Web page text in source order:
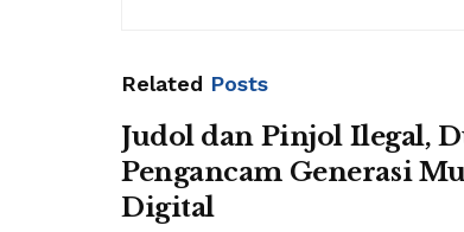
Related Posts
Judol dan Pinjol Ilegal,
Pengancam Generasi
Digital